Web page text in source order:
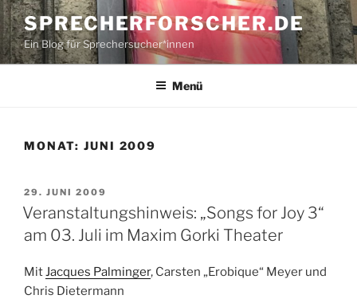
Zum
Inhalt
springen
SPRECHERFORSCHER.DE
Ein Blog für Sprechersucher*innen
Menü
MONAT: JUNI 2009
VERÖFFENTLICHT
AM
29. JUNI 2009
Veranstaltungshinweis: „Songs for Joy 3“
am 03. Juli im Maxim Gorki Theater
MitJacques Palminger, Carsten „Erobique“ Meyer und
Chris Dietermann